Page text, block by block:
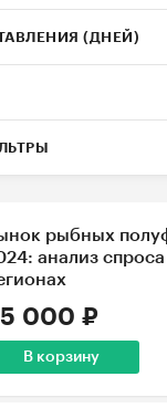
(ДНЕЙ)
рыбных
анализ
000 ₽
В корзину